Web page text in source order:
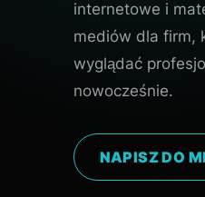
internetowe i
mediów dla firm,
wyglądać
nowocześnie.
NAPISZ DO